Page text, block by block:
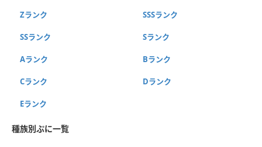
Zランク SSSランク
SSランク Sランク
Aランク Bランク
Cランク Dランク
Eランク
種族別ぷに一覧